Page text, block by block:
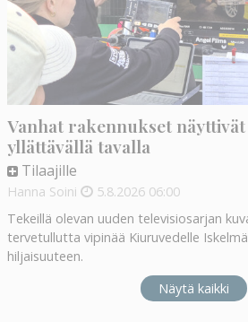
Vanhat rakennukset
yllättävällä tavalla
Tilaajille
Hanna Soini 5.8.2026 06:00
Tekeillä olevan uuden televisiosarjan
tervetullutta vipinää Kiuruvedelle
hiljaisuuteen.
Näytä kaikki